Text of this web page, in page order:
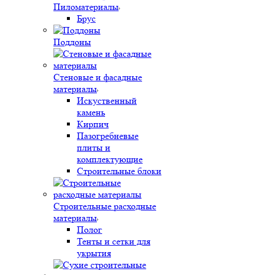
Пиломатериалы
Брус
Поддоны
Стеновые и фасадные
материалы
Искуственный
камень
Кирпич
Пазогребневые
плиты и
комплектующие
Строительные блоки
Строительные расходные
материалы
Полог
Тенты и сетки для
укрытия